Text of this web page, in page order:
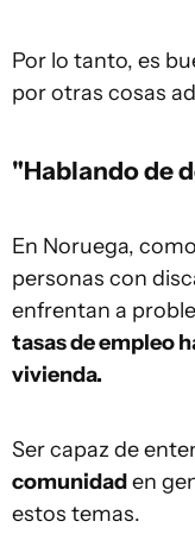
Por lo tanto, es
por otras cosas
"Hablando de
En Noruega,
personas con
enfrentan a
tasas de empleo
vivienda.
Ser capaz de
comunidaden
estos temas.